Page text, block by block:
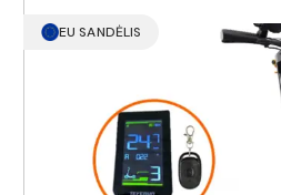
EU SANDĖLIS